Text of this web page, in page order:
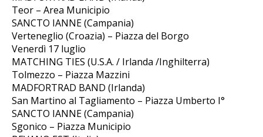
Teor – Area Municipio
SANCTO IANNE (Campania)
Verteneglio (Croazia) – Piazza del Borgo
Venerdì 17 luglio
MATCHING TIES (U.S.A. / Irlanda /Inghilterra)
Tolmezzo – Piazza Mazzini
MADFORTRAD BAND (Irlanda)
San Martino al Tagliamento – Piazza Umberto I°
SANCTO IANNE (Campania)
Sgonico – Piazza Municipio